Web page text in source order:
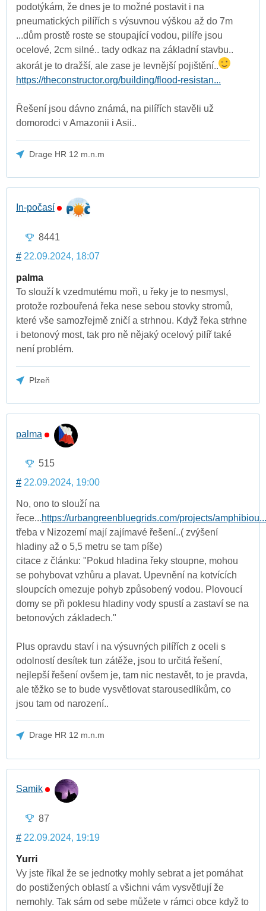
podotýkám, že dnes je to možné postavit i na
pneumatických pilířích s výsuvnou výškou až do 7m
...dům prostě roste se stoupající vodou, pilíře jsou
ocelové, 2cm silné.. tady odkaz na základní stavbu..
akorát je to dražší, ale zase je levnější pojištění..
https://theconstructor.org/building/flood-resistan...
Řešení jsou dávno známá, na pilířích stavěli už
domorodci v Amazonii i Asii..
Drage HR 12 m.n.m
In-počasí
8441
# 22.09.2024, 18:07
palma
To slouží k vzedmutému moři, u řeky je to nesmysl,
protože rozbouřená řeka nese sebou stovky stromů,
které vše samozřejmě zničí a strhnou. Když řeka strhne
i betonový most, tak pro ně nějaký ocelový pilíř také
není problém.
Plzeň
palma
515
# 22.09.2024, 19:00
No, ono to slouží na
řece...https://urbangreenbluegrids.com/projects/amphibiou...
třeba v Nizozemí mají zajímavé řešení..( zvýšení
hladiny až o 5,5 metru se tam píše)
citace z článku: "Pokud hladina řeky stoupne, mohou
se pohybovat vzhůru a plavat. Upevnění na kotvících
sloupcích omezuje pohyb způsobený vodou. Plovoucí
domy se při poklesu hladiny vody spustí a zastaví se na
betonových základech."
Plus opravdu staví i na výsuvných pilířích z oceli s
odolností desítek tun zátěže, jsou to určitá řešení,
nejlepší řešení ovšem je, tam nic nestavět, to je pravda,
ale těžko se to bude vysvětlovat starousedlíkům, co
jsou tam od narození..
Drage HR 12 m.n.m
Samik
87
# 22.09.2024, 19:19
Yurri
Vy jste říkal že se jednotky mohly sebrat a jet pomáhat
do postižených oblastí a všichni vám vysvětlují že
nemohly. Tak sám od sebe můžete v rámci obce když to